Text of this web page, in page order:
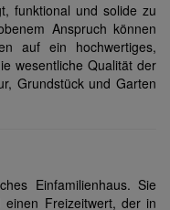
funktional und solide zu
Anspruch können
auf ein hochwertiges,
wesentliche Qualität der
Grundstück und Garten
Einfamilienhaus. Sie
Freizeitwert, der in